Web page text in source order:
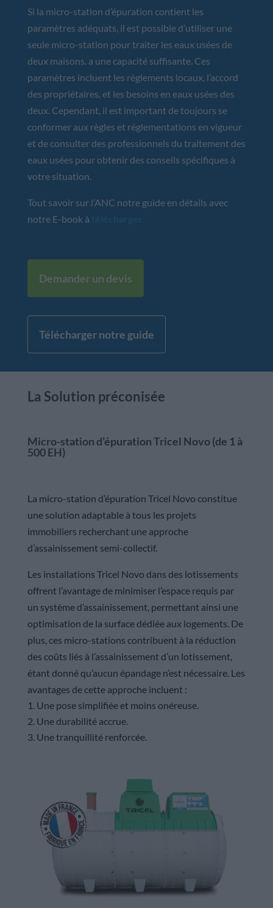
Si la micro-station d’épuration contient les
paramètres adéquats, il est possible d’utiliser une
seule micro-station pour traiter les eaux usées de
deux maisons. a une capacité suffisante. Ces
paramètres incluent les règlements locaux, l’accord
des propriétaires, et les besoins en eaux usées des
deux. Cependant, il est important de toujours se
conformer aux règles et réglementations en vigueur
et de consulter des professionnels du traitement des
eaux usées pour obtenir des conseils spécifiques à
votre situation.
Tout savoir sur l’ANC notre guide en détails avec
notre E-book à
Demander un devis
Télécharger notre guide
La Solution préconisée
Micro-station d’épuration Tricel Novo (de 1 à
500 EH)
La micro-station d’épuration Tricel Novo constitue
une solution adaptable à tous les projets
immobiliers recherchant une approche
d’assainissement semi-collectif.
Les installations Tricel Novo dans des lotissements
offrent l’avantage de minimiser l’espace requis par
un système d’assainissement, permettant ainsi une
optimisation de la surface dédiée aux logements. De
plus, ces micro-stations contribuent à la réduction
des coûts liés à l’assainissement d’un lotissement,
étant donné qu’aucun épandage n’est nécessaire. Les
avantages de cette approche incluent :
Une pose simplifiée et moins onéreuse.
Une durabilité accrue.
Une tranquillité renforcée.